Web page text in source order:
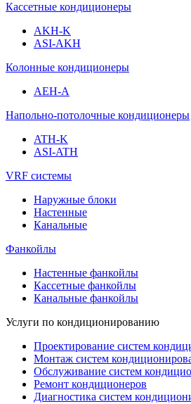
Кассетные кондиционеры
AKH-K
ASI-AKH
Колонные кондиционеры
AEH-A
Напольно-потолочные кондиционеры
ATH-K
ASI-ATH
VRF системы
Наружные блоки
Настенные
Канальные
Фанкойлы
Настенные фанкойлы
Кассетные фанкойлы
Канальные фанкойлы
Услуги по кондиционированию
Проектирование систем
Монтаж систем
Обслуживание систем
Ремонт кондиционеров
Диагностика систем